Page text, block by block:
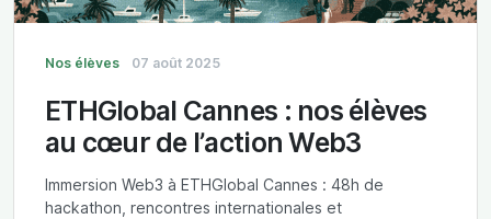
Nos élèves 07 août 2025
ETHGlobal Cannes : nos élèves
au cœur de l’action Web3
Immersion Web3 à ETHGlobal Cannes : 48h de
hackathon, rencontres internationales et